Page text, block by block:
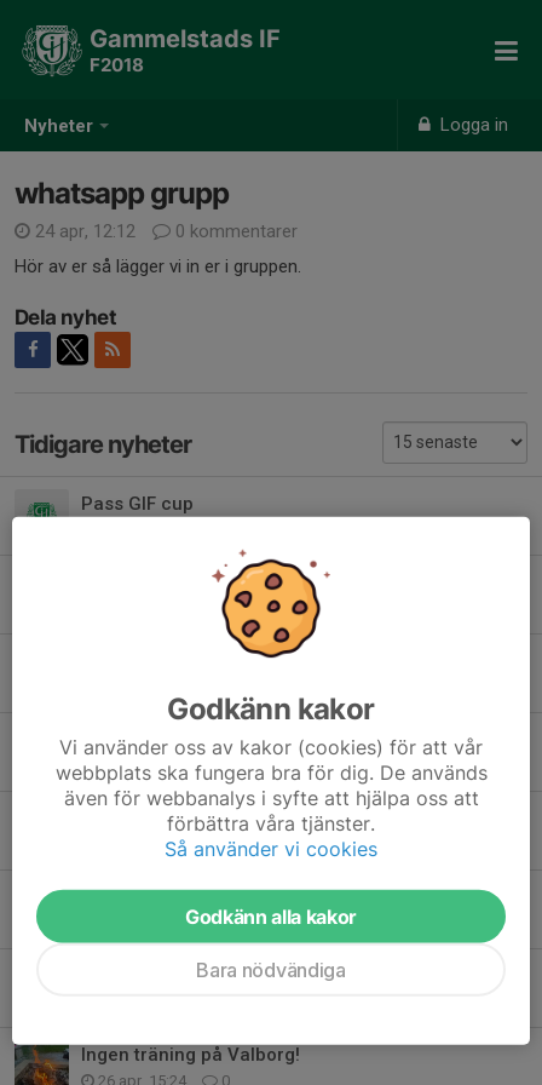
Nyheter Logga in
Gammelstads IF
F2018
whatsapp grupp
24 apr, 12:12
0 kommentarer
Hör av er så lägger vi in er i gruppen.
Dela nyhet
Tidigare nyheter
Pass GIF cup
Borta match Trångfors och lagindelning
Kommande bortamatcher
Seriestart hemma 7/6 Grön och Vit
31 maj, 11:02 0
19 maj, 18:47 0
Seriespel!
19 maj, 18:23 0
Examenscup 30/5
Ingen träning på Valborg!
26 apr, 15:24 0
Godkänn kakor
Vi använder oss av kakor (cookies) för att vår
webbplats ska fungera bra för dig. De används
även för webbanalys i syfte att hjälpa oss att
förbättra våra tjänster.
Så använder vi cookies
Godkänn alla kakor
Bara nödvändiga